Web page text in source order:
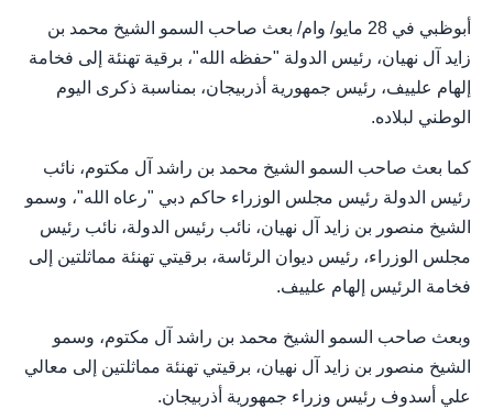
أبوظبي في 28 مايو/ وام/ بعث صاحب السمو الشيخ محمد بن
زايد آل نهيان، رئيس الدولة "حفظه الله"، برقية تهنئة إلى فخامة
إلهام علييف، رئيس جمهورية أذربيجان، بمناسبة ذكرى اليوم
الوطني لبلاده.
كما بعث صاحب السمو الشيخ محمد بن راشد آل مكتوم، نائب
رئيس الدولة رئيس مجلس الوزراء حاكم دبي "رعاه الله"، وسمو
الشيخ منصور بن زايد آل نهيان، نائب رئيس الدولة، نائب رئيس
مجلس الوزراء، رئيس ديوان الرئاسة، برقيتي تهنئة مماثلتين إلى
فخامة الرئيس إلهام علييف.
وبعث صاحب السمو الشيخ محمد بن راشد آل مكتوم، وسمو
الشيخ منصور بن زايد آل نهيان، برقيتي تهنئة مماثلتين إلى معالي
علي أسدوف رئيس وزراء جمهورية أذربيجان.